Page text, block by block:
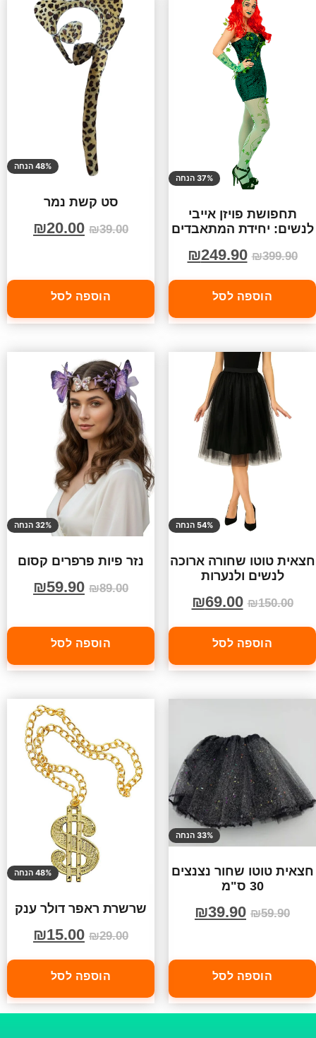
37% הנחה
תחפושת פויזן אייבי
לנשים: יחידת המתאבדים
₪399.90
₪249.90
הוספה לסל
48% הנחה
סט קשת נמר
₪39.00
₪20.00
הוספה לסל
54% הנחה
חצאית טוטו שחורה ארוכה
לנשים ולנערות
₪150.00
₪69.00
הוספה לסל
32% הנחה
נזר פיות פרפרים קסום
₪89.00
₪59.90
הוספה לסל
33% הנחה
חצאית טוטו שחור נצנצים
30 ס"מ
₪59.90
₪39.90
הוספה לסל
48% הנחה
שרשרת ראפר דולר ענק
₪29.00
₪15.00
הוספה לסל